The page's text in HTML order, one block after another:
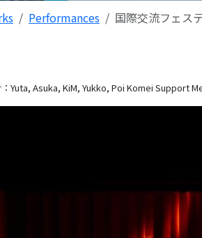
Performances 国際交流フェス
Yuta, Asuka, KiM, Yukko, Poi Komei Support